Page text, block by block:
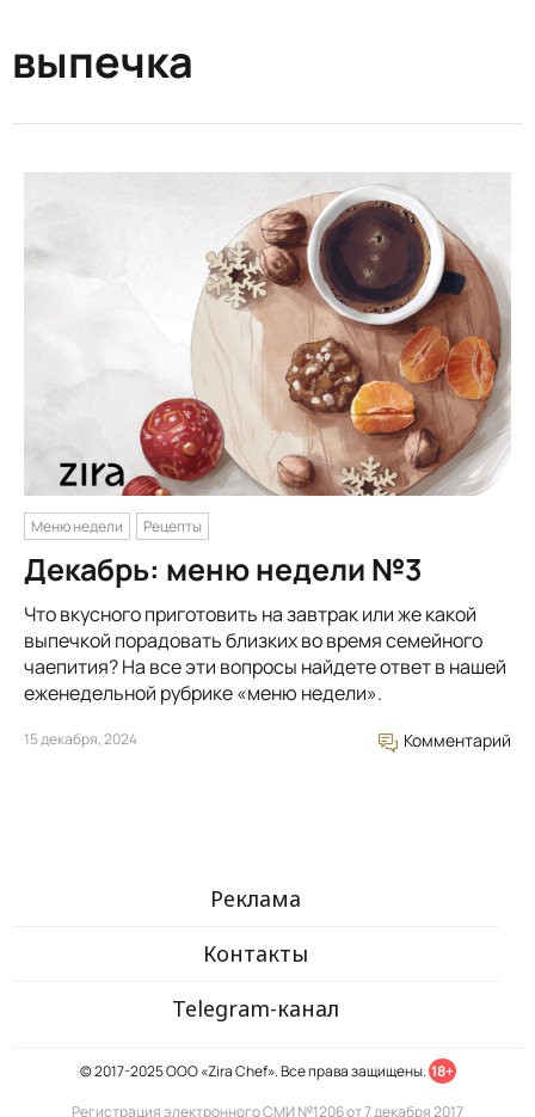
выпечка
Меню недели Рецепты
Декабрь: меню недели №3
Что вкусного приготовить на завтрак или же какой
выпечкой порадовать близких во время семейного
чаепития? На все эти вопросы найдете ответ в нашей
еженедельной рубрике «меню недели».
15 декабря, 2024 Комментарий
Реклама
Контакты
Telegram-канал
© 2017-2025 ООО «Zira Chef». Все права защищены. 18+
Регистрация электронного СМИ №1206 от 7 декабря 2017